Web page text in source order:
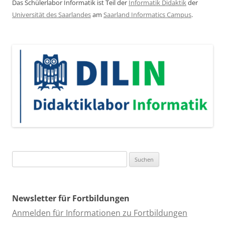
Das Schülerlabor Informatik ist Teil der Informatik Didaktikder
Universität des Saarlandesam Saarland Informatics Campus.
nach:
Newsletter für Fortbildungen
Anmelden für Informationen zu Fortbildungen